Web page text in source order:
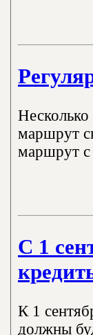
Несколько
маршрут
маршрут с
С 1
К 1
должны